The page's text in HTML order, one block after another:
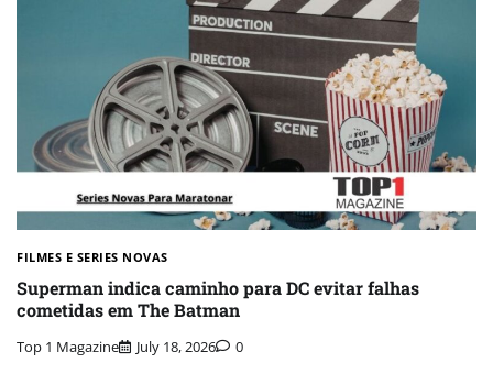
FILMES E SERIES NOVAS​
Superman indica caminho para DC evitar falhas
cometidas em The Batman
Top 1 Magazine July 18, 2026 0